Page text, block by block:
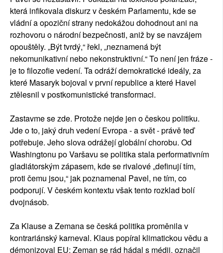
která infikovala diskurz v českém Parlamentu, kde se
vládní a opoziční strany nedokážou dohodnout ani na
rozhovoru o národní bezpečnosti, aniž by se navzájem
opouštěly. „Být tvrdý,“ řekl, „neznamená být
nekomunikativní nebo nekonstruktivní.“ To není jen fráze -
je to filozofie vedení. Ta odráží demokratické ideály, za
které Masaryk bojoval v první republice a které Havel
ztělesnil v postkomunistické transformaci.
Zastavme se zde. Protože nejde jen o českou politiku.
Jde o to, jaký druh vedení Evropa - a svět - právě teď
potřebuje. Jeho slova odrážejí globální chorobu. Od
Washingtonu po Varšavu se politika stala performativním
gladiátorským zápasem, kde se rivalové „definují tím,
proti čemu jsou,“ jak poznamenal Pavel, ne tím, co
podporují. V českém kontextu však tento rozklad bolí
dvojnásob.
Za Klause a Zemana se česká politika proměnila v
kontrariánský karneval. Klaus popíral klimatickou vědu a
démonizoval EU; Zeman se rád hádal s médii, označil